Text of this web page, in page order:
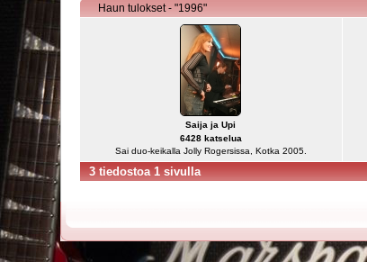
Haun tulokset - "1996"
Saija ja Upi
6428 katselua
Sai duo-keikalla Jolly Rogersissa, Kotka 2005.
3 tiedostoa 1 sivulla